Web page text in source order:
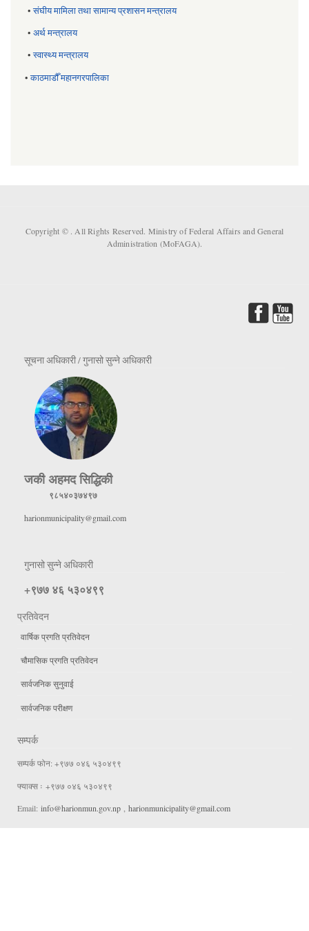
•संघीय मामिला तथा सामान्य प्रशासन मन्त्रालय
• अर्थ मन्त्रालय
•स्वास्थ्य मन्त्रालय
•काठमाडौँ महानगरपालिका
Copyright © . All Rights Reserved. Ministry of Federal Affairs and General
Administration (MoFAGA).
सूचना अधिकारी / गुनासो सुन्ने अधिकारी
जकी अहमद सिद्धिकी
९८५४०३७४९७
harionmunicipality@gmail.com
गुनासो सुन्ने अधिकारी
+९७७ ४६ ५३०४९९
प्रतिवेदन
वार्षिक प्रगति प्रतिवेदन
चौमासिक प्रगति प्रतिवेदन
सार्वजनिक सुनुवाई
सार्वजनिक परीक्षण
सम्पर्क
सम्पर्क फोन: +९७७ ०४६ ५३०४९९
फ्याक्स ः +९७७ ०४६ ५३०४९९
Email: info@harionmun.gov.np harionmunicipality@gmail.com